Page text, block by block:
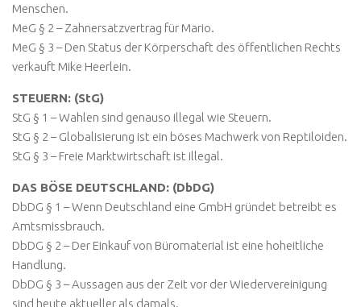
Menschen.
MeG § 2 – Zahnersatzvertrag für Mario.
MeG § 3 – Den Status der Körperschaft des öffentlichen Rechts
verkauft Mike Heerlein.
STEUERN: (StG)
StG § 1 – Wahlen sind genauso illegal wie Steuern.
StG § 2 – Globalisierung ist ein böses Machwerk von Reptiloiden.
StG § 3 – Freie Marktwirtschaft ist illegal.
DAS BÖSE DEUTSCHLAND: (DbDG)
DbDG § 1 – Wenn Deutschland eine GmbH gründet betreibt es
Amtsmissbrauch.
DbDG § 2 – Der Einkauf von Büromaterial ist eine hoheitliche
Handlung.
DbDG § 3 – Aussagen aus der Zeit vor der Wiedervereinigung
sind heute aktueller als damals.